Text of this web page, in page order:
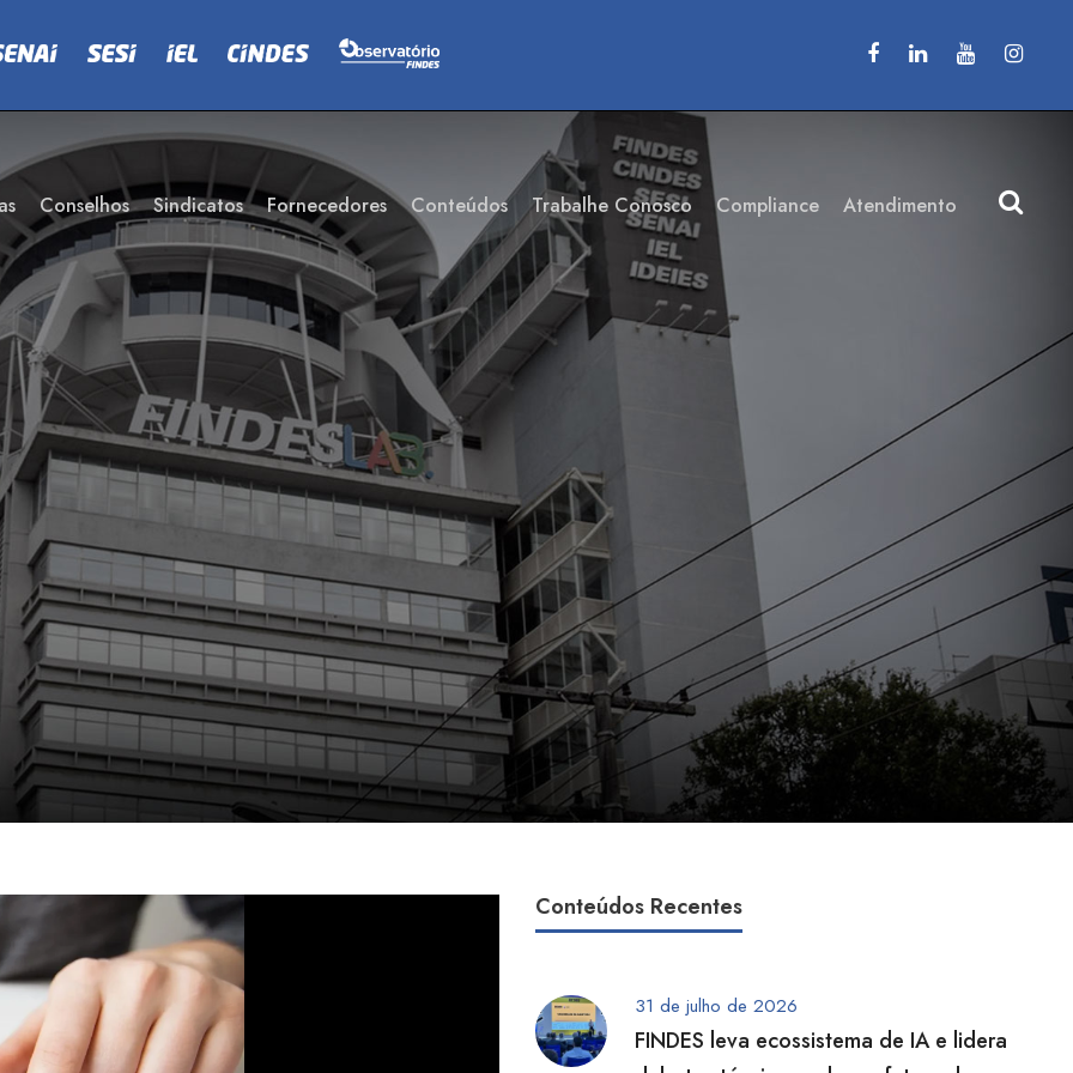
Conselhos Sindicatos Fornecedores Conteúdos Trabalhe Conosco Compliance Atendimento
Conteúdos Recentes
31 de julho de 2026
FINDES leva ecossistema de IA e lidera